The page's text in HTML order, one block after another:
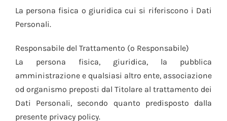
La persona fisica o giuridica cui si riferiscono i Dati
Personali.
Responsabile del Trattamento (o Responsabile)
La persona fisica, giuridica, la pubblica
amministrazione e qualsiasi altro ente, associazione
od organismo preposti dal Titolare al trattamento dei
Dati Personali, secondo quanto predisposto dalla
presente privacy policy.